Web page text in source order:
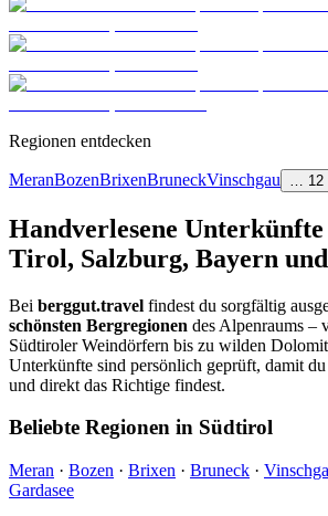
Regionen entdecken
MeranBozenBrixenBruneckVinschgau 12
Handverlesene
Tirol, Salzburg, Bayern
Bei berggut.travel findest du sorgfältig
schönsten Bergregionen des Alpenraums –
Südtiroler Weindörfern bis zu wilden
Unterkünfte sind persönlich geprüft, damit
und direkt das Richtige findest.
Beliebte Regionen in Südtirol
Meran · Bozen · Brixen · Bruneck ·
Gardasee